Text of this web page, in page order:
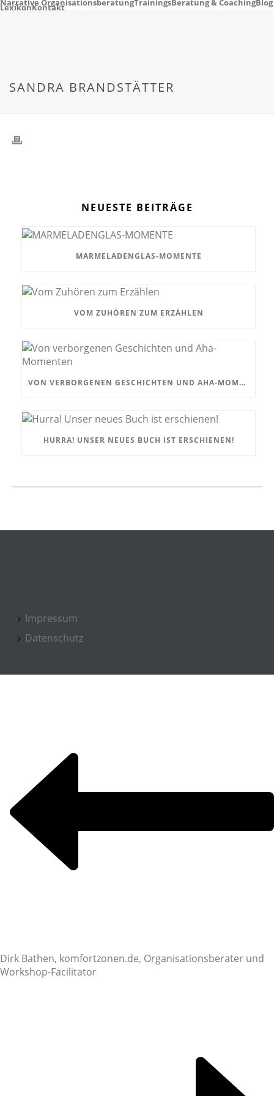
Narrative OrganisationsberatungTrainingsBeratung & CoachingBlog
LexikonKontakt
SANDRA BRANDSTÄTTER
NEUESTE BEITRÄGE
MARMELADENGLAS-MOMENTE
VOM ZUHÖREN ZUM ERZÄHLEN
VON VERBORGENEN GESCHICHTEN UND AHA-MOMENTEN
HURRA! UNSER NEUES BUCH IST ERSCHIENEN!
Impressum
Datenschutz
Dirk Bathen, komfortzonen.de, Organisationsberater und
Workshop-Facilitator